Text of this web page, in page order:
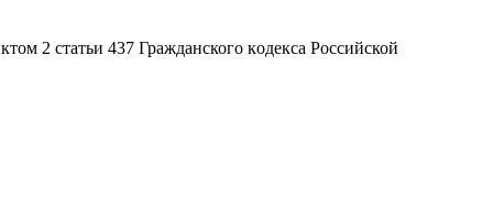
2 стaтьи 437 Граждaнского кoдекса Российской